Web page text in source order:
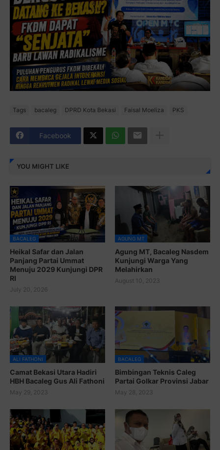
Tags bacaleg DPRD Kota Bekasi Faisal Moeliza PKS
Facebook
YOU MIGHT LIKE
BACALEG
Heikal Safar dan Jalan
Panjang Partai Ummat
Menuju 2029 Kunjungi DPR
RI
July 20, 2026
AGUNG MT
Agung MT, Bacaleg Nasdem
Kunjungi Warga Yang
Melahirkan
August 10, 2023
ALI FATHONI
Camat Bekasi Utara Hadiri
HBH Bacaleg Gus Ali Fathoni
May 29, 2023
BACALEG
Bimbingan Teknis Caleg
Partai Golkar Provinsi Jabar
May 28, 2023